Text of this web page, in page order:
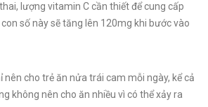
lượng vitamin C cần thiết để cung cấp
số này sẽ tăng lên 120mg khi bước vào
nên cho trẻ ăn nửa trái cam mỗi ngày, kể cả
không nên cho ăn nhiều vì có thể xảy ra